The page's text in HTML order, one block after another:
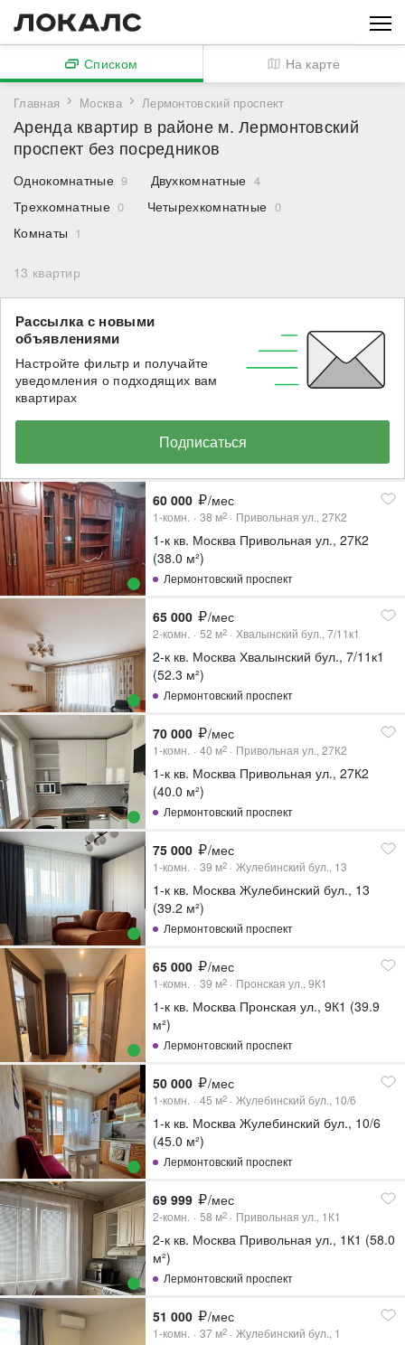
Главная Москва Лермонтовский проспект
Аренда квартир в районе м. Лермонтовский
проспект без посредников
Однокомнатные 9 Двухкомнатные 4
Трехкомнатные 0 Четырехкомнатные 0
Комнаты 1
13 квартир
Списком На карте
Рассылка с новыми
объявлениями
Настройте фильтр и получайте
уведомления о подходящих вам
квартирах
Подписаться
60 000 /мес
1-комн. 38 м2 Привольная ул., 27К2
1-к кв. Москва Привольная ул., 27К2
(38.0 м²)
Лермонтовский проспект
65 000 /мес
2-комн. 52 м2 Хвалынский бул., 7/11к1
2-к кв. Москва Хвалынский бул., 7/11к1
(52.3 м²)
Лермонтовский проспект
70 000 /мес
1-комн. 40 м2 Привольная ул., 27К2
1-к кв. Москва Привольная ул., 27К2
(40.0 м²)
Лермонтовский проспект
75 000 /мес
1-комн. 39 м2 Жулебинский бул., 13
1-к кв. Москва Жулебинский бул., 13
(39.2 м²)
Лермонтовский проспект
65 000 /мес
1-комн. 39 м2 Пронская ул., 9К1
1-к кв. Москва Пронская ул., 9К1 (39.9
м²)
Лермонтовский проспект
50 000 /мес
1-комн. 45 м2 Жулебинский бул., 10/6
1-к кв. Москва Жулебинский бул., 10/6
(45.0 м²)
Лермонтовский проспект
69 999 /мес
2-комн. 58 м2 Привольная ул., 1К1
2-к кв. Москва Привольная ул., 1К1 (58.0
м²)
Лермонтовский проспект
51 000 /мес
1-комн. 37 м2 Жулебинский бул., 1